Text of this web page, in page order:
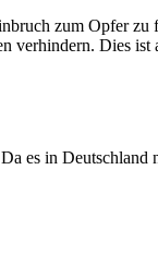
zum Opfer
verhindern. Dies
es in